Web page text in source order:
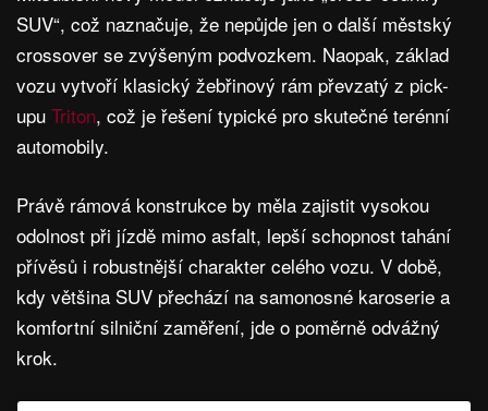
SUV“, což naznačuje, že nepůjde jen o další městský
crossover se zvýšeným podvozkem. Naopak, základ
vozu vytvoří klasický žebřinový rám převzatý z pick-
upu Triton, což je řešení typické pro skutečné terénní
automobily.
Právě rámová konstrukce by měla zajistit vysokou
odolnost při jízdě mimo asfalt, lepší schopnost tahání
přívěsů i robustnější charakter celého vozu. V době,
kdy většina SUV přechází na samonosné karoserie a
komfortní silniční zaměření, jde o poměrně odvážný
krok.